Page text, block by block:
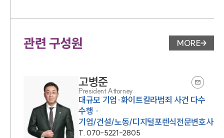
관련 구성원 변호사 페
MORE
고병준
President Attorney
대규모 기업·화이트칼라범죄 사건 다수
수행 ·
기업/건설/노동/디지털포렌식전문변호사
T.070-5221-2805